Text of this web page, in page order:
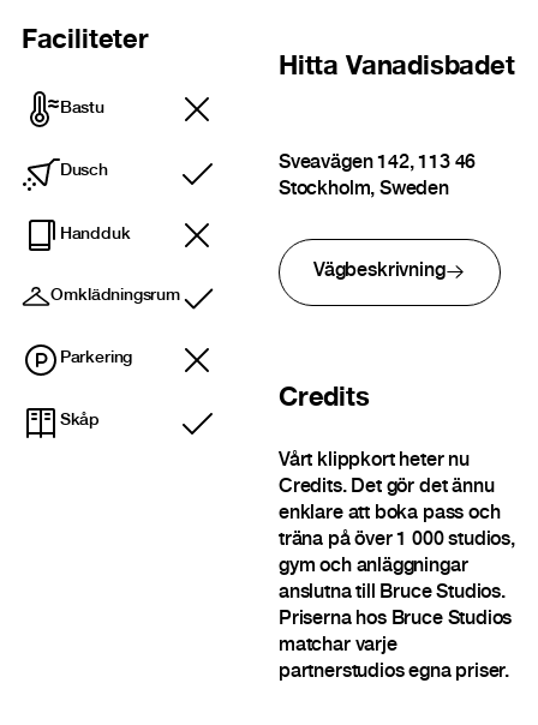
Faciliteter
Bastu
Dusch
Ingår
Handduk
Omklädningsrum
Ingår
Parkering
Skåp
Ingår
Hitta Vanadisbadet
Sveavägen 142, 113 46
Stockholm, Sweden
Vägbeskrivning
Credits
Vårt klippkort heter nu
Credits. Det gör det ännu
enklare att boka pass och
träna på över 1 000 studios,
gym och anläggningar
anslutna till Bruce Studios.
Priserna hos Bruce Studios
matchar varje
partnerstudios egna priser.